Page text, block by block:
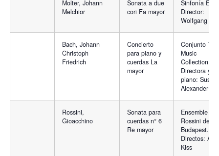
Molter, Johann
Melchior
Sonata a due
cori Fa mayor
Sinfonía
Director:
Wolfgang
Bach, Johann
Christoph
Friedrich
Concierto
para piano y
cuerdas La
mayor
Conjunto The
Music
Collection.
Directora y
piano: Susan
Alexander-
Rossini,
Gioacchino
Sonata para
cuerdas n° 6
Re mayor
Ensemble
Rossini de
Budapest.
Directos:
Kiss